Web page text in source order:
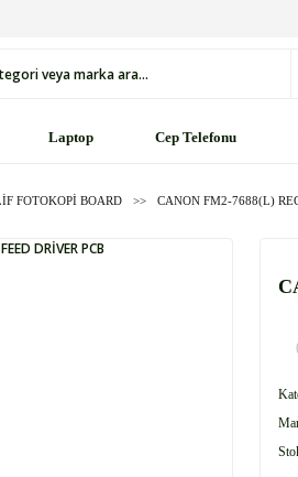
Laptop Cep Telefonu
FOTOKOPİ BOARD CANON FM2-7688(L)